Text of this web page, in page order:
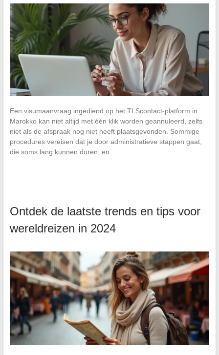
Een visumaanvraag ingediend op het TLScontact-platform in
Marokko kan niet altijd met één klik worden geannuleerd, zelfs
niet als de afspraak nog niet heeft plaatsgevonden. Sommige
procedures vereisen dat je door administratieve stappen gaat,
die soms lang kunnen duren, en…
Ontdek de laatste trends en tips voor
wereldreizen in 2024